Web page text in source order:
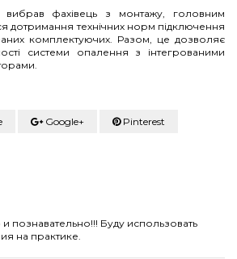
фахівець з монтажу, головним
дотримання технічних норм підключення
комплектуючих. Разом, це дозволяє
системи опалення з інтегрованими
Google+ Pinterest
познавательно!!! Буду использовать
на практике.